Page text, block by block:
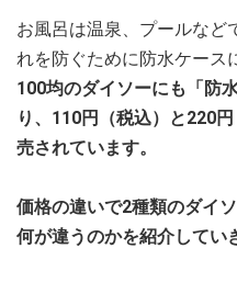
お風呂は温泉、プールなど
れを防ぐために防水ケース
100均のダイソーにも「防
り、110円（税込）と220
売されています。
価格の違いで2種類のダイ
何が違うのかを紹介してい